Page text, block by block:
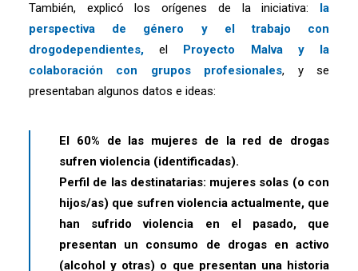
También, explicó los orígenes de la iniciativa: la
perspectiva de género y el trabajo con
drogodependientes, el Proyecto Malvay la
colaboración con grupos profesionales, y se
presentaban algunos datos e ideas:
El 60% de las mujeres de la red de drogas
sufren violencia (identificadas).
Perfil de las destinatarias: mujeres solas (o con
hijos/as) que sufren violencia actualmente, que
han sufrido violencia en el pasado, que
presentan un consumo de drogas en activo
(alcohol y otras) o que presentan una historia